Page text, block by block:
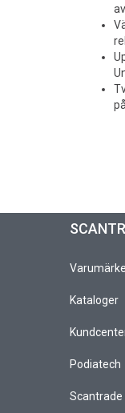
Kataloger
Podiatech
Scantrade